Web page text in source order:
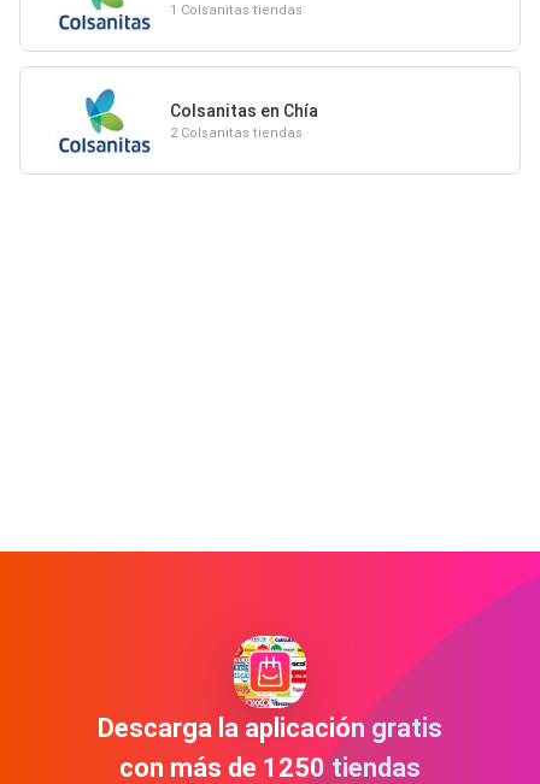
1 Colsanitas tiendas
Colsanitas en Chía
2 Colsanitas tiendas
Descarga la aplicación gratis
con más de 1250 tiendas